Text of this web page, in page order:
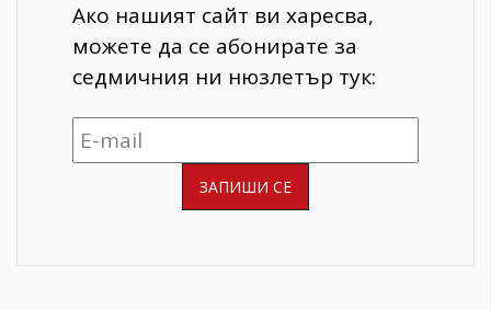
Ако нашият сайт ви харесва,
можете да се абонирате за
седмичния ни нюзлетър тук: